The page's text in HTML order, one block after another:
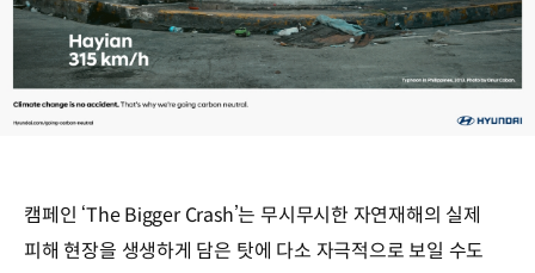
캠페인 ‘The Bigger Crash’는 무시무시한 자연재해의 실제
피해 현장을 생생하게 담은 탓에 다소 자극적으로 보일 수도